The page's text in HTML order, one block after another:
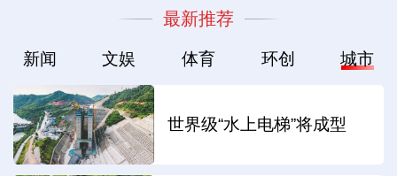
最新推荐
新闻 文娱 体育 环创 城市
世界级“水上电梯”将成型